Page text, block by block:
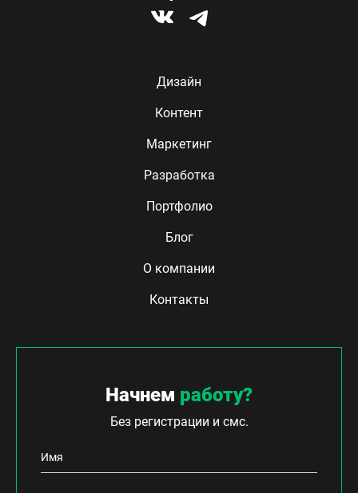
Дизайн
Контент
Маркетинг
Разработка
Портфолио
Блог
О компании
Контакты
Начнем работу?
Без регистрации и смс.